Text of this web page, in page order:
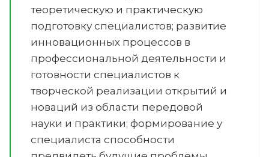
теоретическую и практическую
подготовку специалистов; развитие
инновационных процессов в
профессиональной деятельности и
готовности специалистов к
творческой реализации открытий и
новаций из области передовой
науки и практики; формирование у
специалиста способности